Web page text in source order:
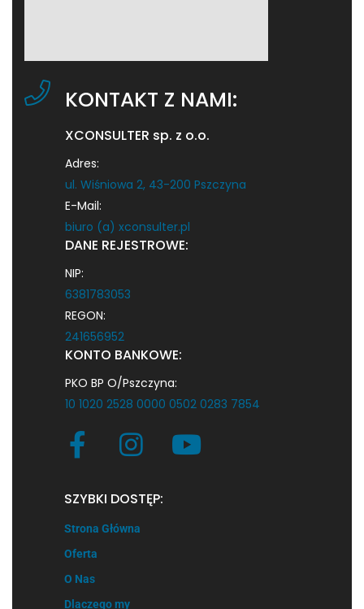
KONTAKT Z NAMI:
XCONSULTER sp. z o.o.
Adres:
ul. Wiśniowa 2, 43-200 Pszczyna
E-Mail:
biuro (a) xconsulter.pl
DANE REJESTROWE:
NIP:
6381783053
REGON:
241656952
KONTO BANKOWE:
PKO BP O/Pszczyna:
10 1020 2528 0000 0502 0283 7854
SZYBKI DOSTĘP:
Strona Główna
Oferta
O Nas
Dlaczego my